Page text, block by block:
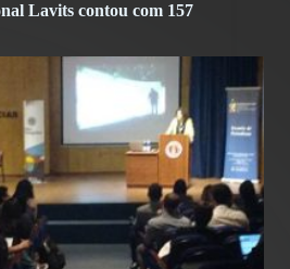
Lavits contou com 157